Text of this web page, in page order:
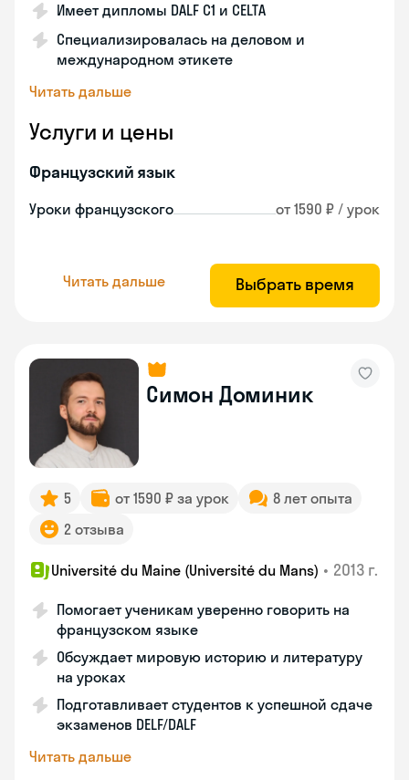
Имеет дипломы DALF C1 и CELTA
Специализировалась на деловом и
международном этикете
Читать дальше
Услуги и цены
Французский язык
Уроки французского от 1590 ₽ / урок
Читать дальше Выбрать время
Симон Доминик
5 от 1590 ₽ за урок
8 лет опыта
2 отзыва
Université du Maine (Université du Mans) • 2013 г.
Помогает ученикам уверенно говорить на
французском языке
Обсуждает мировую историю и литературу
на уроках
Подготавливает студентов к успешной сдаче
экзаменов DELF/DALF
Читать дальше